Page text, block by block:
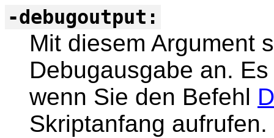
-debugoutput:
Mit diesem Argument
Debugausgabe an.
wenn Sie den Befehl
Skriptanfang aufrufen.